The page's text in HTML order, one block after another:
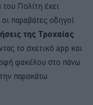
Πολίτη έχει
οι παραβάτες οδηγοί
της Τροχαίας
το σχετικό app και
φακέλου στο πάνω
παρακάτω